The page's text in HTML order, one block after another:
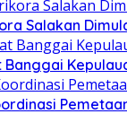
Salakan